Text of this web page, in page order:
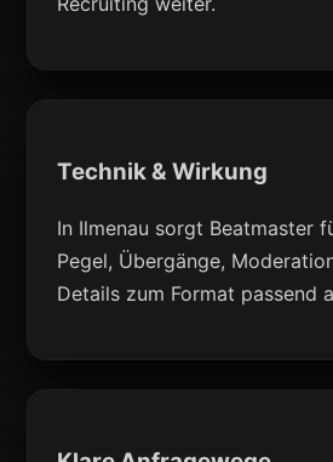
Technik & Wirkung
In Ilmenau sorgt Beatmaster
Pegel, Übergänge,
Details zum Format passend